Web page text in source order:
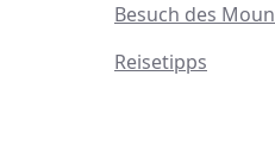
Besuch des
Reisetipps